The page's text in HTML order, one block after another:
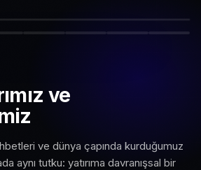
ve
ve dünya çapında kurduğumuz
aynı tutku: yatırıma davranışsal bir